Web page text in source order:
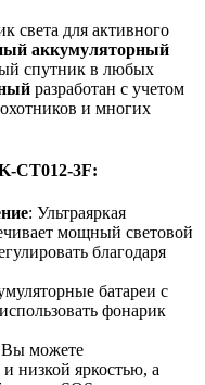
для активного
аккумуляторный
спутник в любых
разработан с учетом
и многих
CT012-3F:
: Ультраяркая
мощный световой
благодаря
батареи с
фонарик
Вы можете
низкой яркостью, а